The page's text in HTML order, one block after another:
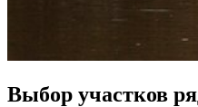
Выбор участков